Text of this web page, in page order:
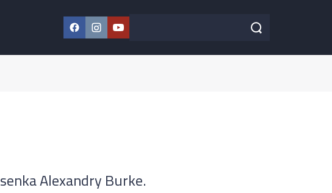
Facebook
Instagram
YouTube
Szukaj w serwisie Szukaj
Alexandry Burke.